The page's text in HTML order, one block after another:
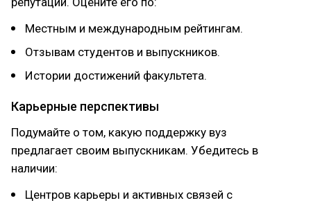
Местным и международным рейтингам.
Отзывам студентов и выпускников.
Истории достижений факультета.
Карьерные перспективы
Подумайте о том, какую поддержку вуз
предлагает своим выпускникам. Убедитесь в
наличии:
Центров карьеры и активных связей с